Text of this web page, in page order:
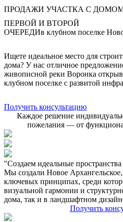
ПРОДАЖИ УЧАСТКА С
ПЕРВОЙ И ВТОРОЙ
ОЧЕРЕДИв клубном поселке
Ищете идеальное место для
дома? У нас отличное
живописной реки Воронка
клубном поселке с развитой
Получить консультацию
Каждое решение
пожелания — от
"Cоздаем идеальные
Мы создали Новое
ключевых принципах, среди
визуальной гармонии и
дома, так и в ландшафтном
Получить